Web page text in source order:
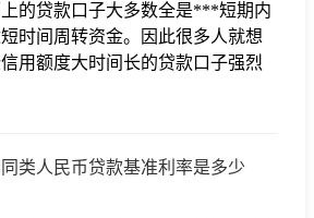
的贷款口子大多数全是***短期内
时间周转资金。因此很多人就想
用额度大时间长的贷款口子强烈
类人民币贷款基准利率是多少